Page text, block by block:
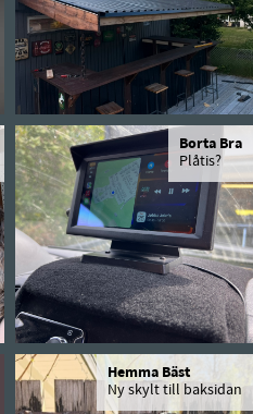
Borta Bra
Plåtis?
Hemma Bäst
Ny skylt till baksidan